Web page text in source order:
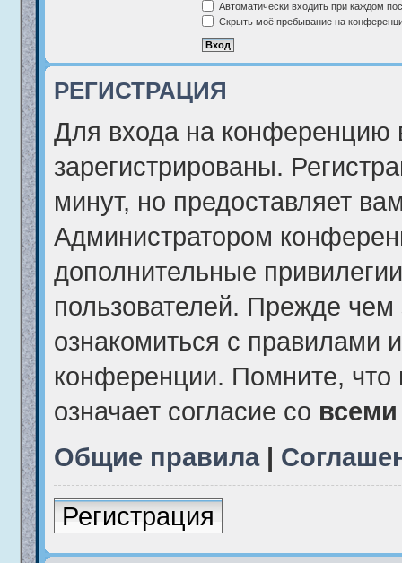
Автоматически входить при каждом
Скрыть моё пребывание на
РЕГИСТРАЦИЯ
Для входа на
зарегистрированы.
минут, но предоставляет
Администратором
дополнительные
пользователей. Прежде чем
ознакомиться с правилами
конференции. Помните,
означает согласие со всеми
Общие правила|
Регистрация